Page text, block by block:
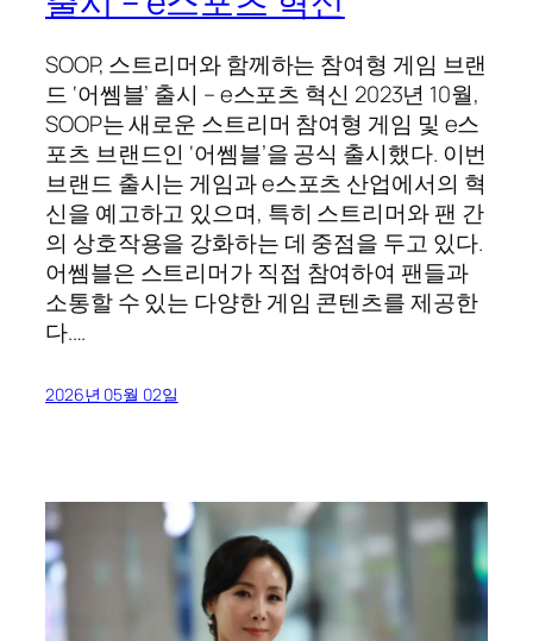
SOOP, 스트리머와 함께하는 참여형 게임 브랜
드 ‘어쎔블’ 출시 – e스포츠 혁신 2023년 10월,
SOOP는 새로운 스트리머 참여형 게임 및 e스
포츠 브랜드인 ‘어쎔블’을 공식 출시했다. 이번
브랜드 출시는 게임과 e스포츠 산업에서의 혁
신을 예고하고 있으며, 특히 스트리머와 팬 간
의 상호작용을 강화하는 데 중점을 두고 있다.
어쎔블은 스트리머가 직접 참여하여 팬들과
소통할 수 있는 다양한 게임 콘텐츠를 제공한
다.…
2026년 05월 02일